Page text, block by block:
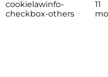
cookielawinfo-
checkbox-others
11